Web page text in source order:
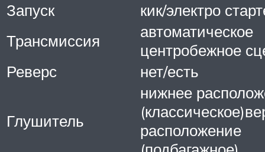
Запуск
кик/электро
Трансмиссия
автоматическое
центробежное
Реверс
нет/есть
Глушитель
нижнее
расположение